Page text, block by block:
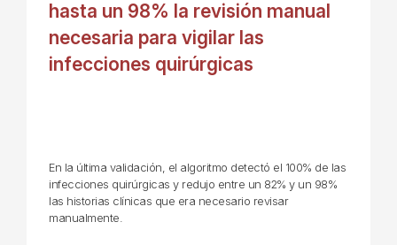
hasta un 98% la revisión manual
necesaria para vigilar las
infecciones quirúrgicas
En la última validación, el algoritmo detectó el 100% de las
infecciones quirúrgicas y redujo entre un 82% y un 98%
las historias clínicas que era necesario revisar
manualmente.